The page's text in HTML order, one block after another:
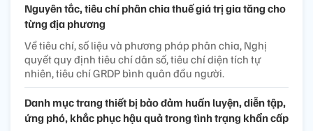
Nguyên tắc, tiêu chí phân chia thuế giá trị gia tăng cho
từng địa phương
Về tiêu chí, số liệu và phương pháp phân chia, Nghị
quyết quy định tiêu chí dân số, tiêu chí diện tích tự
nhiên, tiêu chí GRDP bình quân đầu người.
Danh mục trang thiết bị bảo đảm huấn luyện, diễn tập,
ứng phó, khắc phục hậu quả trong tình trạng khẩn cấp